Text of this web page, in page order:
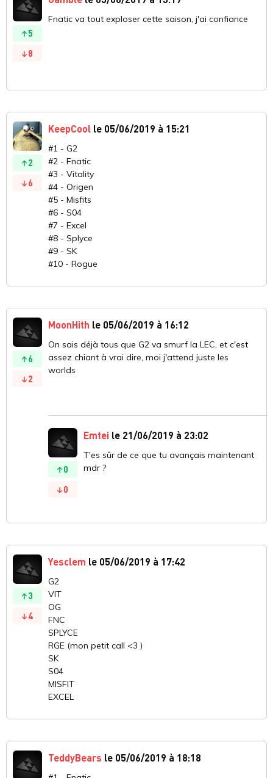
5
8
Fnatic va tout exploser cette saison, j'ai confiance
2
6
KeepCool le 05/06/2019 à 15:21
#1 - G2
#2 - Fnatic
#3 - Vitality
#4 - Origen
#5 - Misfits
#6 - S04
#7 - Excel
#8 - Splyce
#9 - SK
#10 - Rogue
6
2
MoonHith le 05/06/2019 à 16:12
On sais déjà tous que G2 va smurf la LEC, et c'est
assez chiant à vrai dire, moi j'attend juste les
worlds
0
0
Emtei le 21/06/2019 à 23:02
T'es sûr de ce que tu avançais maintenant
mdr ?
3
4
Yesclem le 05/06/2019 à 17:42
G2
VIT
OG
FNC
SPLYCE
RGE (mon petit call <3 )
SK
S04
MISFIT
EXCEL
TeddyBears le 05/06/2019 à 18:18